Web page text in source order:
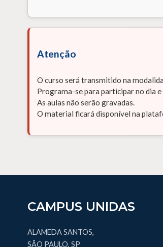
Atenção
O curso será transmitido na
Programa-se para participar no dia
As aulas não serão gravadas.
O material ficará disponível na
CAMPUS UNIDAS
ALAMEDA SANTOS,
SÃO PAULO, SP